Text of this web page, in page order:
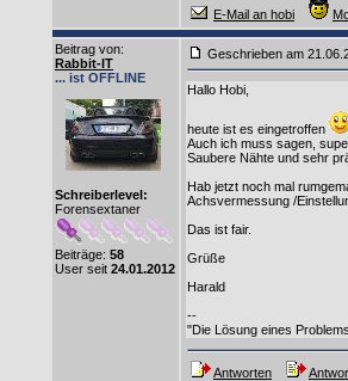
E-Mail an hobi
Beitrag von:
Rabbit-IT
... ist OFFLINE
Schreiberlevel:
Forensextaner
Beiträge: 58
User seit 24.01.2012
Geschrieben am
Hallo Hobi,
heute ist es eingetroffen
Auch ich muss sagen,
Saubere Nähte und sehr
Hab jetzt noch mal
Achsvermessung /
Das ist fair.
Grüße
Harald
--
"Die Lösung eines
Antworten